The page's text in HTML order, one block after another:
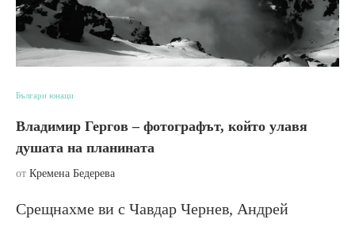
Българи юнаци
Владимир Гергов – фотографът, който улавя
душата на планината
от Кремена Бедерева
Срещнахме ви с Чавдар Чернев, Андрей